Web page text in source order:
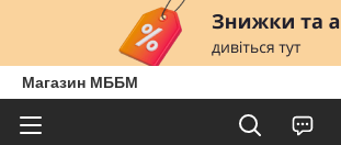
Магазин МББМ